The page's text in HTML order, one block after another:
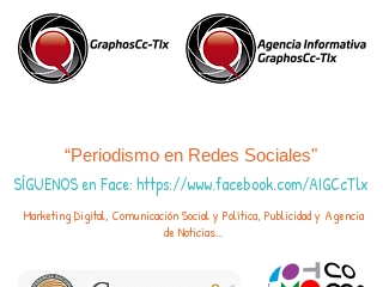
“Periodismo en Redes Sociales"
SÍGUENOS en Face: https://www.facebook.com/AIGCcTlx
Marketing Digital, Comunicación Social y Política, Publicidad y Agencia
de Noticias...